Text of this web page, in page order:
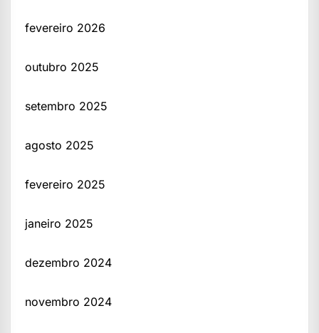
fevereiro 2026
outubro 2025
setembro 2025
agosto 2025
fevereiro 2025
janeiro 2025
dezembro 2024
novembro 2024